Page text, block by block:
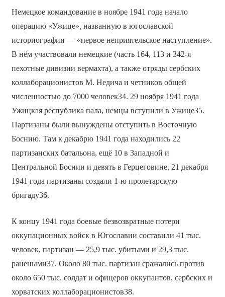
Немецкое командование в ноябре 1941 года начало
операцию «Ужице» названную в югославской
историографии — «первое неприятельское наступление».
В нём участвовали немецкие (часть 164, 113 и 342-я
пехотные дивизии вермахта), а также отряды сербских
коллаборационистов М. Недича и четников общей
численностью до 7000 человек34. 29 ноября 1941 года
Ужицкая республика пала, немцы вступили в Ужице35.
Партизаны были вынуждены отступить в Восточную
Боснию. Там к декабрю 1941 года находились 22
партизанских батальона, ещё 10 в Западной и
Центральной Боснии и девять в Герцеговине. 21 декабря
1941 года партизаны создали 1-ю пролетарскую
бригаду36.
К концу 1941 года боевые безвозвратные потери
оккупационных войск в Югославии составили 41 тыс.
человек, партизан — 25,9 тыс. убитыми и 29,3 тыс.
ранеными37. Около 80 тыс. партизан сражались против
около 650 тыс. солдат и офицеров оккупантов, сербских и
хорватских коллаборационистов38.